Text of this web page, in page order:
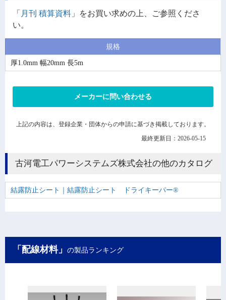
「 月刊 積算資料 」をお買い求めの上、ご参照くださ
い。
規格
厚1.0mm 幅20mm 長5m
メーカーに問い合わせる
上記の内容は、登録企業・団体からの申請に基づき掲載しております。
最終更新日：2026-05-15
古河電工パワーシステムズ株式会社の他のカタログ
結露防止シート｜結露防止シート ドライキーパー®
「配線材料」 の製品ランキング